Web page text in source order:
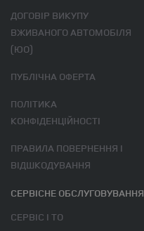
ДОГОВІР ВИКУПУ
ВЖИВАНОГО АВТОМОБІЛЯ
(ЮО)
ПУБЛІЧНА ОФЕРТА
ПОЛІТИКА
КОНФІДЕНЦІЙНОСТІ
ПРАВИЛА ПОВЕРНЕННЯ І
ВІДШКОДУВАННЯ
СЕРВІСНЕ ОБСЛУГОВУВАННЯ
СЕРВІС І ТО